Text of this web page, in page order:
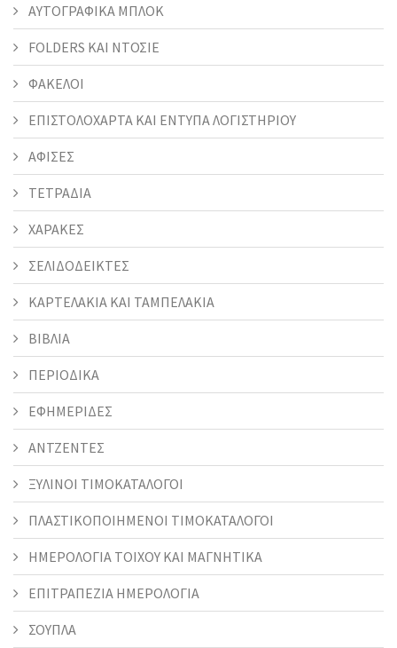
ΑΥΤΟΓΡΑΦΙΚΑ ΜΠΛΟΚ
FOLDERS KAI ΝΤΟΣΙΕ
ΦΑΚΕΛΟΙ
ΕΠΙΣΤΟΛΟΧΑΡΤΑ ΚΑΙ ΕΝΤΥΠΑ ΛΟΓΙΣΤΗΡΙΟΥ
ΑΦΙΣΕΣ
ΤΕΤΡΑΔΙΑ
ΧΑΡΑΚΕΣ
ΣΕΛΙΔΟΔΕΙΚΤΕΣ
ΚΑΡΤΕΛΑΚΙΑ ΚΑΙ ΤΑΜΠΕΛΑΚΙΑ
ΒΙΒΛΙΑ
ΠΕΡΙΟΔΙΚΑ
ΕΦΗΜΕΡΙΔΕΣ
ΑΝΤΖΕΝΤΕΣ
ΞΥΛΙΝΟΙ ΤΙΜΟΚΑΤΑΛΟΓΟΙ
ΠΛΑΣΤΙΚΟΠΟΙΗΜΕΝΟΙ ΤΙΜΟΚΑΤΑΛΟΓΟΙ
ΗΜΕΡΟΛΟΓΙΑ ΤΟΙΧΟΥ ΚΑΙ ΜΑΓΝΗΤΙΚΑ
ΕΠΙΤΡΑΠΕΖΙΑ ΗΜΕΡΟΛΟΓΙΑ
ΣΟΥΠΛΑ